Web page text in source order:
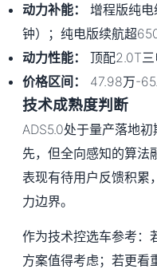
动力补能：
增程版纯
钟）；纯电版续航超
动力性能：
顶配2.0T
价格区间：
47.98万-
技术成熟度判断
ADS5.0处于量产落地
先，但全向感知的算法
表现有待用户反馈积累
力边界。
作为技术控选车参考：
方案值得考虑；若更看